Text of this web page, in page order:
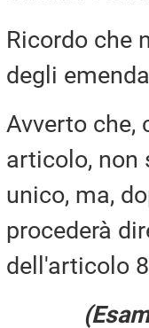
Ricordo che
degli
Avverto che,
articolo, non
unico, ma,
procederà
dell'articolo